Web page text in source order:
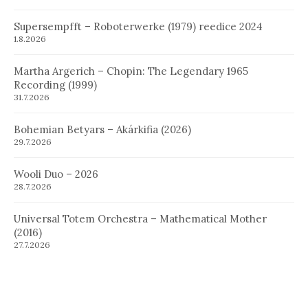
Supersempfft – Roboterwerke (1979) reedice 2024
1.8.2026
Martha Argerich – Chopin: The Legendary 1965
Recording (1999)
31.7.2026
Bohemian Betyars – Akárkifia (2026)
29.7.2026
Wooli Duo – 2026
28.7.2026
Universal Totem Orchestra – Mathematical Mother
(2016)
27.7.2026